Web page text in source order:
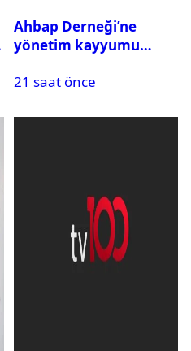
Ahbap Derneği’ne
yönetim kayyumu
açıldı
21 saat önce